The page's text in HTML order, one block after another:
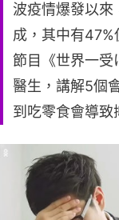
波疫情爆發以來
成，其中有
節目《世界一
醫生，講解5個
到吃零食會導致